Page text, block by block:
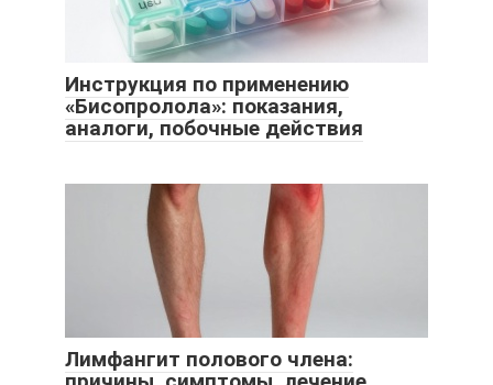
Инструкция по применению
«Бисопролола»: показания,
аналоги, побочные действия
Лимфангит полового члена: